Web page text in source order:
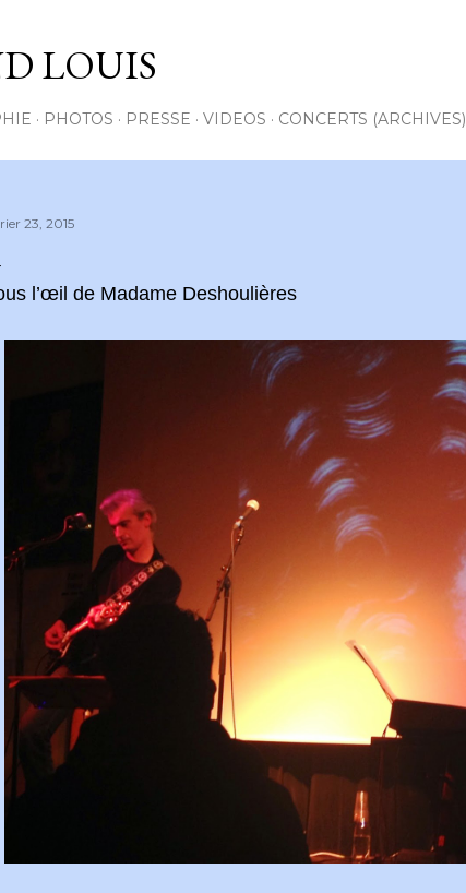
LOUIS
PHOTOS PRESSE VIDEOS CONCERTS (ARCHIVES)
23, 2015
l’œil de Madame Deshoulières